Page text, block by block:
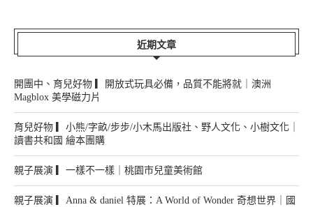
近期文章
開團中、育兒好物 ▎開放式玩具必備，品質不能將就｜澳洲
Magblox 美學磁力片
育兒好物 ▎小熊/字畝/步步/小木馬出版社、野人文化、小樹文化｜
讀書共和國 繪本團購
親子展演 ▎一樣不一樣｜桃園市兒童美術館
親子展演 ▎Anna & daniel 特展：A World of Wonder 奇想世界｜國